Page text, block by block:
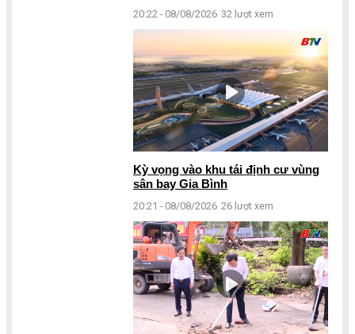
20:22 - 08/08/2026 32 lượt xem
Kỳ vọng vào khu tái định cư vùng
sân bay Gia Bình
20:21 - 08/08/2026 26 lượt xem